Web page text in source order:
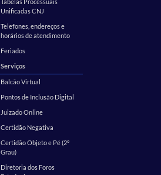
Unificadas CNJ
Telefones, endereços e
horários de atendimento
Feriados
Serviços
Balcão Virtual
Pontos de Inclusão Digital
Juizado Online
Certidão Negativa
Certidão Objeto e Pé (2º
Grau)
Diretoria dos Foros